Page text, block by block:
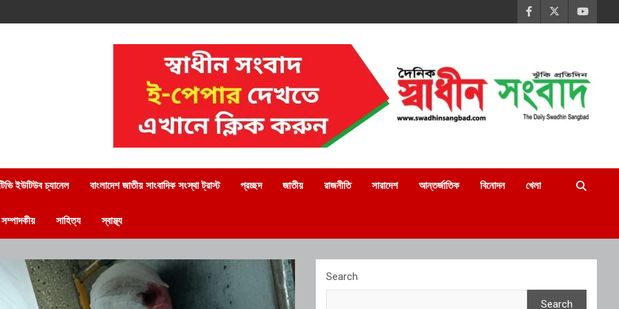
ইউটিউব চ্যানেল বাংলাদেশ জাতীয় সাংবাদিক সংস্থা ট্রাস্ট প্রচ্ছদ জাতীয় রাজনীতি সারাদেশ আন্তর্জাতিক বিনোদন খেলা
সম্পাদকীয় সাহিত্য স্বাস্থ্য
Search
Search